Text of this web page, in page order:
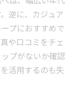
逆に、カジュア
プにおすすめで
や口コミをチェ
プがないか確認
活用するのも失